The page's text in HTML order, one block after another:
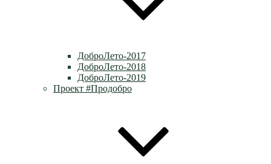
ДоброЛето-2017
ДоброЛето-2018
ДоброЛето-2019
Проект #Продобро